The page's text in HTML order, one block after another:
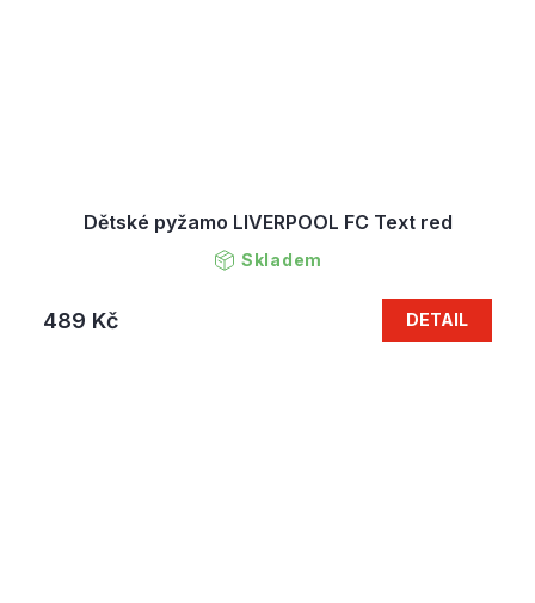
Dětské pyžamo LIVERPOOL FC Text red
Skladem
489 Kč DETAIL